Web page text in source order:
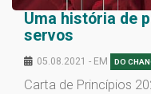
Uma história de
servos
05.08.2021 - EM DO
Carta de Princípios